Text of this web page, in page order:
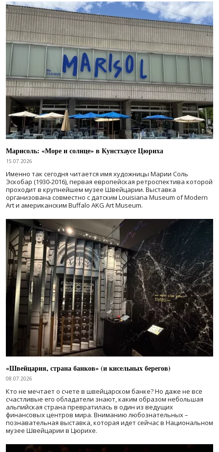
Марисоль: «Море и солнце» в Кунстхаусе Цюриха
15.07.2026
Именно так сегодня читается имя художницы Марии Соль
Эскобар (1930-2016), первая европейская ретроспектива которой
проходит в крупнейшем музее Швейцарии. Выставка
организована совместно с датским Louisiana Museum of Modern
Art и американским Buffalo AKG Art Museum.
«Швейцария, страна банков» (и кисельных берегов)
08.07.2026
Кто не мечтает о счете в швейцарском банке? Но даже не все
счастливые его обладатели знают, каким образом небольшая
альпийская страна превратилась в один из ведущих
финансовых центров мира. Вниманию любознательных –
познавательная выставка, которая идет сейчас в Национальном
музее Швейцарии в Цюрихе.